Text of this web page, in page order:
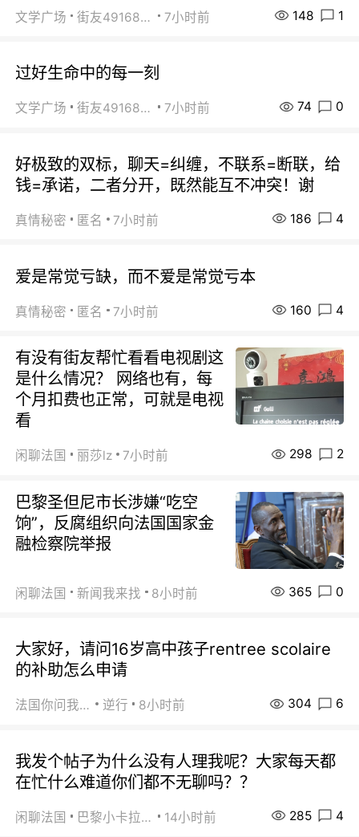
文学广场 街友49168527 7小时前 148 1
过好生命中的每一刻
文学广场 街友49168527 7小时前 74 0
好极致的双标，聊天=纠缠，不联系=断联，给
钱=承诺，二者分开，既然能互不冲突！谢
真情秘密 匿名 7小时前 186 4
爱是常觉亏缺，而不爱是常觉亏本
真情秘密 匿名 7小时前 160 4
有没有街友帮忙看看电视剧这
是什么情况？ 网络也有，每
个月扣费也正常，可就是电视
看
闲聊法国 丽莎lz 7小时前 298 2
巴黎圣但尼市长涉嫌“吃空
饷”，反腐组织向法国国家金
融检察院举报
闲聊法国 新闻我来找 8小时前 365 0
大家好，请问16岁高中孩子rentree scolaire
的补助怎么申请
法国你问我答 逆行 8小时前 304 6
我发个帖子为什么没有人理我呢？大家每天都
在忙什么难道你们都不无聊吗？？
闲聊法国 巴黎小卡拉咪 14小时前 285 4